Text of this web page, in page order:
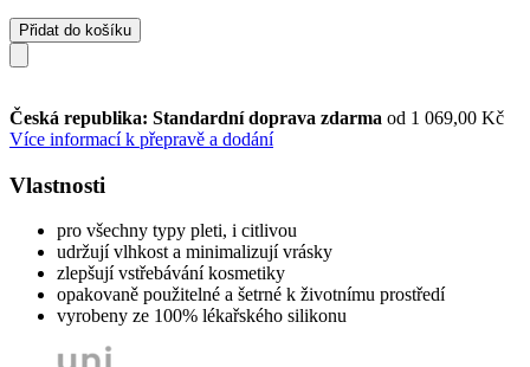
Přidat do košíku
Česká republika: Standardní doprava zdarma od 1 069,00 Kč
Více informací k přepravě a dodání
Vlastnosti
pro všechny typy pleti, i citlivou
udržují vlhkost a minimalizují vrásky
zlepšují vstřebávání kosmetiky
opakovaně použitelné a šetrné k životnímu prostředí
vyrobeny ze 100% lékařského silikonu